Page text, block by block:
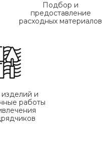
Подбор и
предоставление
расходных материалов
и
работы